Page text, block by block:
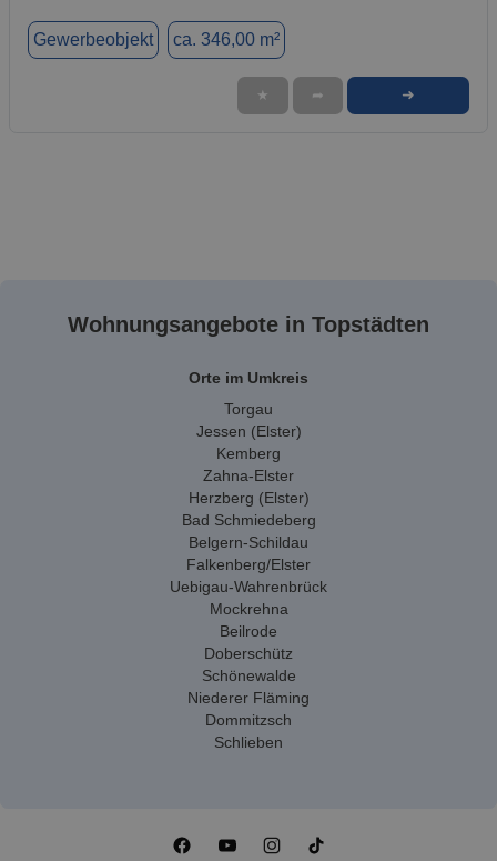
Gewerbeobjekt ca. 346,00 m²
★ ➦ ➜
Wohnungsangebote in Topstädten
Orte im Umkreis
Torgau
Jessen (Elster)
Kemberg
Zahna-Elster
Herzberg (Elster)
Bad Schmiedeberg
Belgern-Schildau
Falkenberg/Elster
Uebigau-Wahrenbrück
Mockrehna
Beilrode
Doberschütz
Schönewalde
Niederer Fläming
Dommitzsch
Schlieben